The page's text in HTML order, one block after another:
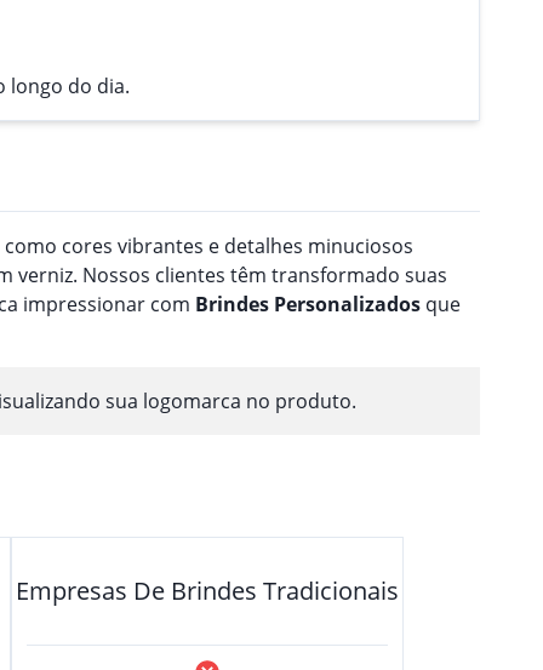
longo do dia.
como cores vibrantes e detalhes minuciosos
verniz. Nossos clientes têm transformado suas
impressionar com Brindes Personalizados que
sua logomarca no produto.
Empresas De Brindes Tradicionais